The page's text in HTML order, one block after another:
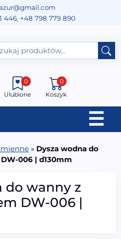
446, +48 798 779 890
Ulubione
0
Koszyk
0
☰
» Dysza wodna do
006 | d130mm
do wanny z
DW-006 |